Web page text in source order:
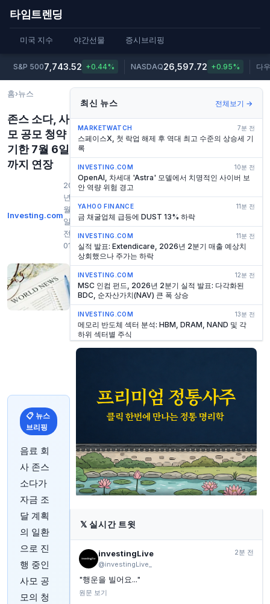
타임트렌딩
미국 지수 야간선물 증시브리핑
S&P 5007,743.52 +0.44% NASDAQ26,597.72 +0.95% 다
홈›뉴스
존스 소다, 사
모 공모 청약
기한 7월 6일
까지 연장
Investing.com
2026
년 7
월 3
일 오
전
01:01
📋 뉴스
브리핑
음료 회
사 존스
소다가
자금 조
달 계획
의 일환
으로 진
행 중인
사모 공
모의 청
최신 뉴스 전체보기 →
MARKETWATCH 7분 전
스페이스X, 첫 락업 해제 후 역대 최고 수준의 상승세 기
록
INVESTING.COM 10분 전
OpenAI, 차세대 'Astra' 모델에서 치명적인 사이버 보
안 역량 위험 경고
YAHOO FINANCE 11분 전
금 채굴업체 급등에 DUST 13% 하락
INVESTING.COM 11분 전
실적 발표: Extendicare, 2026년 2분기 매출 예상치
상회했으나 주가는 하락
INVESTING.COM 12분 전
MSC 인컴 펀드, 2026년 2분기 실적 발표: 다각화된
BDC, 순자산가치(NAV) 큰 폭 상승
INVESTING.COM 13분 전
메모리 반도체 섹터 분석: HBM, DRAM, NAND 및 각
하위 섹터별 주식
INVESTING.COM
Loma Negra, 2026년 2분기 예상치 하회하며 주가 하
마이크로칩 테크놀로지 주가 급등, SOX 지수 상승 견인
INVESTING.COM 17분 전
BofA: 7월 미국 비농업 고용 2.3만 명 감소, 실업률
4.1%로 하락
YAHOO FINANCE
59.5세 이전에 연간 지급액을 두 배로 늘리는 100만 달
러 401(k) 전략
YAHOO FINANCE
리플리뮨, 세 번째 시도 끝에 FDA 피부암 신약 승인 획
득. 주가 급락 이유는?
𝕏 실시간 트윗
investingLive
@investingLive_
2분 전
"행운을 빌어요..."
원문 보기